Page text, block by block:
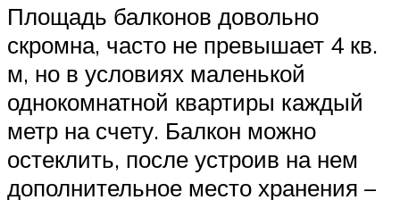
Площадь балконов довольно
скромна, часто не превышает 4 кв.
м, но в условиях маленькой
однокомнатной квартиры каждый
метр на счету. Балкон можно
остеклить, после устроив на нем
дополнительное место хранения –